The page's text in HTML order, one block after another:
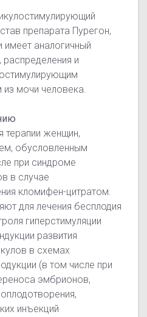
препарата Пурегон,
имеет аналогичный
и
мочи человека.
терапии женщин,
обусловленным
при синдроме
в случае
кломифен-цитратом.
для лечения бесплодия
гиперстимуляции
развития
в схемах
(в том числе при
эмбрионов,
инъекций